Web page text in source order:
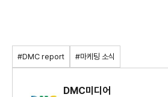
#DMC report #마케팅 소식
DMC미디어